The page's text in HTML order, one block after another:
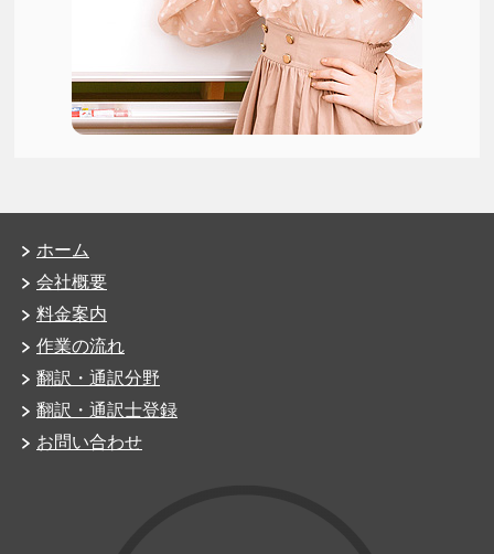
ホーム
会社概要
料金案内
作業の流れ
翻訳・通訳分野
翻訳・通訳士登録
お問い合わせ